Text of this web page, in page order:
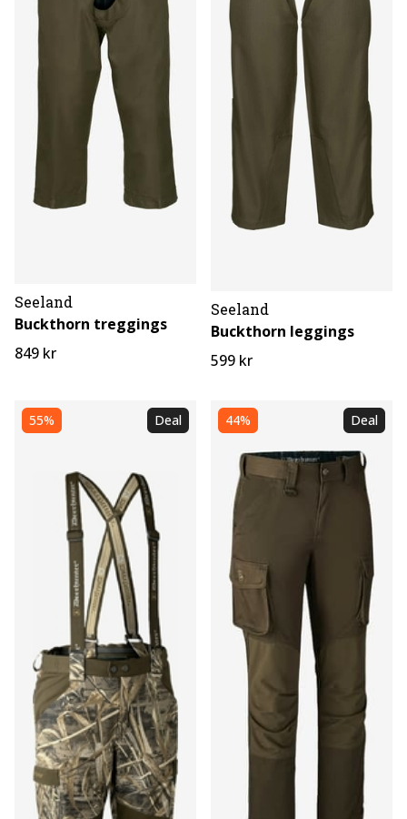
Seeland
Buckthorn treggings
849 kr
Seeland
Buckthorn leggings
599 kr
55% Deal 44% Deal